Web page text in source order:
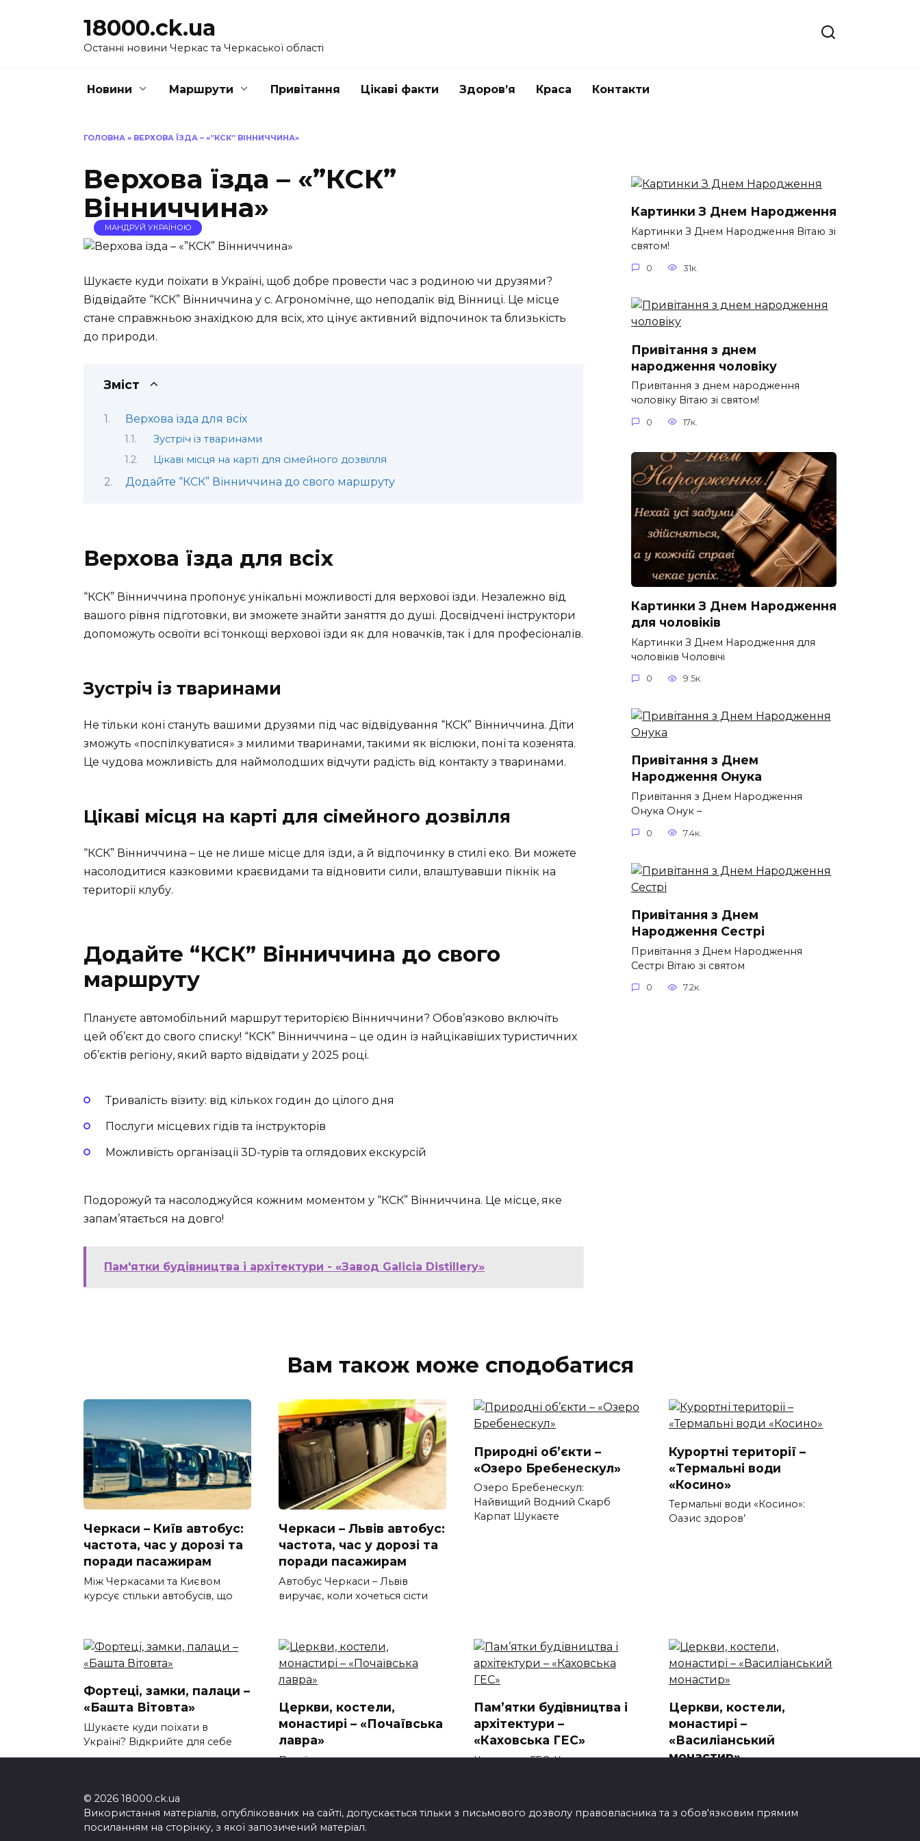
18000.ck.ua
Останні новини Черкас та Черкаської області
Новини Маршрути Привітання Цікаві факти Здоров’я Краса Контакти
ГОЛОВНА » ВЕРХОВА ЇЗДА – «”КСК” ВІННИЧЧИНА»
Верхова їзда – «”КСК”
Вінниччина»
МАНДРУЙ УКРАЇНОЮ
Шукаєте куди поїхати в Україні, щоб добре провести час з родиною чи друзями?
Відвідайте “КСК” Вінниччина у с. Агрономічне, що неподалік від Вінниці. Це місце
стане справжньою знахідкою для всіх, хто цінує активний відпочинок та близькість
до природи.
Зміст
Верхова їзда для всіх
Зустріч із тваринами
Цікаві місця на карті для сімейного дозвілля
Додайте “КСК” Вінниччина до свого маршруту
Верхова їзда для всіх
“КСК” Вінниччина пропонує унікальні можливості для верхової їзди. Незалежно від
вашого рівня підготовки, ви зможете знайти заняття до душі. Досвідчені інструктори
допоможуть освоїти всі тонкощі верхової їзди як для новачків, так і для професіоналів.
Зустріч із тваринами
Не тільки коні стануть вашими друзями під час відвідування “КСК” Вінниччина. Діти
зможуть «поспілкуватися» з милими тваринами, такими як віслюки, поні та козенята.
Це чудова можливість для наймолодших відчути радість від контакту з тваринами.
Цікаві місця на карті для сімейного дозвілля
“КСК” Вінниччина – це не лише місце для їзди, а й відпочинку в стилі еко. Ви можете
насолодитися казковими краєвидами та відновити сили, влаштувавши пікнік на
території клубу.
Додайте “КСК” Вінниччина до свого
маршруту
Плануєте автомобільний маршрут територією Вінниччини? Обов’язково включіть
цей об’єкт до свого списку! “КСК” Вінниччина – це один із найцікавіших туристичних
об’єктів регіону, який варто відвідати у 2025 році.
Тривалість візиту: від кількох годин до цілого дня
Послуги місцевих гідів та інструкторів
Можливість організації 3D-турів та оглядових екскурсій
Подорожуй та насолоджуйся кожним моментом у “КСК” Вінниччина. Це місце, яке
запам’ятається на довго!
Пам'ятки будівництва і архітектури - «Завод Galicia Distillery»
Картинки З Днем Народження
Картинки З Днем Народження Вітаю зі
святом!
0 31к.
Привітання з днем
народження чоловіку
Привітання з днем народження
чоловіку Вітаю зі святом!
0 17к.
Картинки З Днем Народження
для чоловіків​
Картинки З Днем Народження для
чоловіків​ Чоловічі
0 9.5к.
Привітання з Днем
Народження Онука
Привітання з Днем Народження
Онука Онук –
0 7.4к.
Привітання з Днем
Народження Сестрі
Привітання з Днем Народження
Сестрі Вітаю зі святом
0 7.2к.
Вам також може сподобатися
Черкаси – Київ автобус:
частота, час у дорозі та
поради пасажирам
Між Черкасами та Києвом
курсує стільки автобусів, що
Черкаси – Львів автобус:
частота, час у дорозі та
поради пасажирам
Автобус Черкаси – Львів
виручає, коли хочеться сісти
Природні об’єкти –
«Озеро Бребенескул»
Озеро Бребенескул:
Найвищий Водний Скарб
Карпат Шукаєте
Курортні території –
«Термальні води
«Косино»
Термальні води «Косино»:
Оазис здоров’
Фортеці, замки, палаци –
«Башта Вітовта»
Шукаєте куди поїхати в
Україні? Відкрийте для себе
Церкви, костели,
монастирі – «Почаївська
лавра»
Почаївська лавра – духовна
Пам’ятки будівництва і
архітектури –
«Каховська ГЕС»
Каховська ГЕС: Культурна та
Церкви, костели,
монастирі –
«Василіанський
монастир»
Василіанський
© 2026 18000.ck.ua
Використання матеріалів, опублікованих на сайті, допускається тільки з письмового дозволу правовласника та з обов'язковим прямим
посиланням на сторінку, з якої запозичений матеріал.